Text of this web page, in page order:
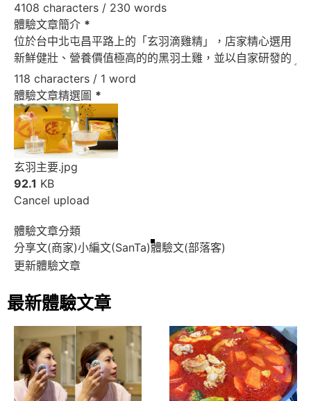
4108 characters / 230 words
體驗文章簡介 *
118 characters / 1 word
體驗文章精選圖 *
玄羽主要.jpg
92.1 KB
Cancel upload
體驗文章分類
分享文(商家)小編文(SanTa)體驗文(部落客)
更新體驗文章
最新體驗文章